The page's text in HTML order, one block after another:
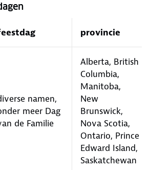
provincie
namen,
meer Dag
de Familie
Alberta, British
Columbia,
Manitoba,
New
Brunswick,
Nova Scotia,
Ontario, Prince
Edward Island,
Saskatchewan